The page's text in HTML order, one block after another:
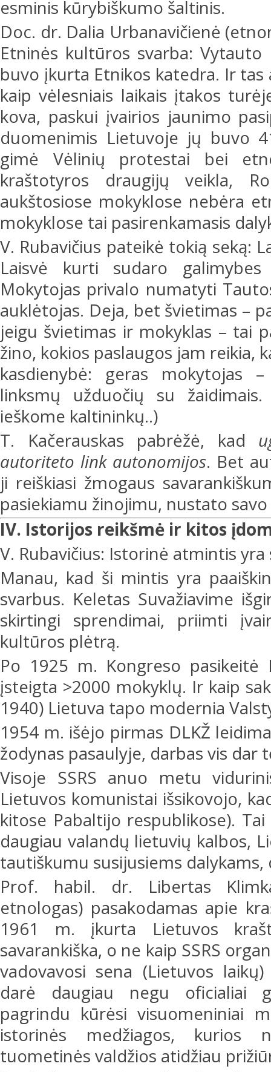
esminis kūrybiškumo šaltinis.
Doc. dr. Dalia Urbanavičienė
Etninės kultūros svarba:
buvo įkurta Etnikos katedra. Ir
kaip vėlesniais laikais įtakos
kova, paskui įvairios jaunimo
duomenimis Lietuvoje jų buvo
gimė Vėlinių protestai bei
kraštotyros draugijų veikla,
aukštosiose mokyklose nebėra
mokyklose tai pasirenkamasis
V. Rubavičius pateikė tokią seką:
Laisvė kurti sudaro
Mokytojas privalo numatyti
auklėtojas. Deja, bet švietimas –
jeigu švietimas ir mokyklas – tai
žino, kokios paslaugos jam reikia,
kasdienybė: geras mokytojas
linksmų užduočių su
ieškome kaltininkų..)
T. Kačerauskas pabrėžė, kad
autoriteto link autonomijos. Bet
ji reiškiasi žmogaus
pasiekiamu žinojimu, nustato
IV. Istorijos reikšmė ir kitos
V. Rubavičius: Istorinė atmintis
Manau, kad ši mintis yra
svarbus. Keletas Suvažiavime
skirtingi sprendimai, priimti
kultūros plėtrą.
Po 1925 m. Kongreso
įsteigta >2000 mokyklų. Ir kaip
1940) Lietuva tapo modernia
1954 m. išėjo pirmas DLKŽ
žodynas pasaulyje, darbas vis dar
Visoje SSRS anuo metu
Lietuvos komunistai išsikovojo,
kitose Pabaltijo respublikose).
daugiau valandų lietuvių kalbos,
tautiškumu susijusiems dalykams,
Prof. habil. dr. Libertas
etnologas) pasakodamas apie
1961 m. įkurta Lietuvos
savarankiška, o ne kaip SSRS
vadovavosi sena (Lietuvos
darė daugiau negu oficialiai
pagrindu kūrėsi visuomeniniai
istorinės medžiagos, kurios
tuometinės valdžios atidžiau